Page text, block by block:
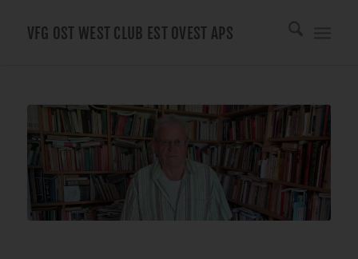
VFG OST WEST CLUB EST OVEST APS